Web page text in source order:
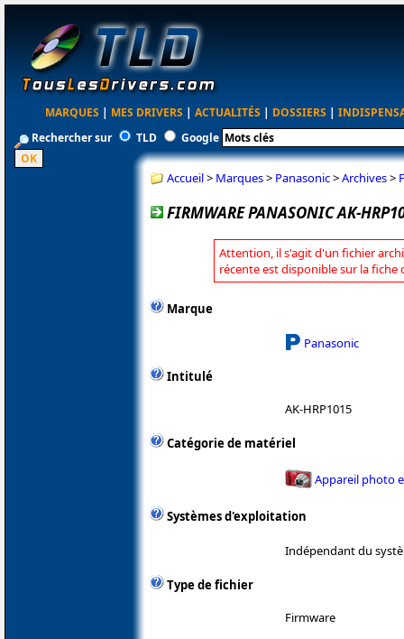
MARQUES | MES DRIVERS | ACTUALITÉS | DOSSIERS |
Rechercher sur
TLD Google
Accueil> Marques> Panasonic>Archives>
FIRMWARE PANASONIC AK-
Attention, il s'agit d'un fichier
récente est disponible sur la fiche
Marque
Panasonic
Intitulé
AK-HRP1015
Catégorie de matériel
Appareil photo
Systèmes d'exploitation
Indépendant du
Type de fichier
Firmware